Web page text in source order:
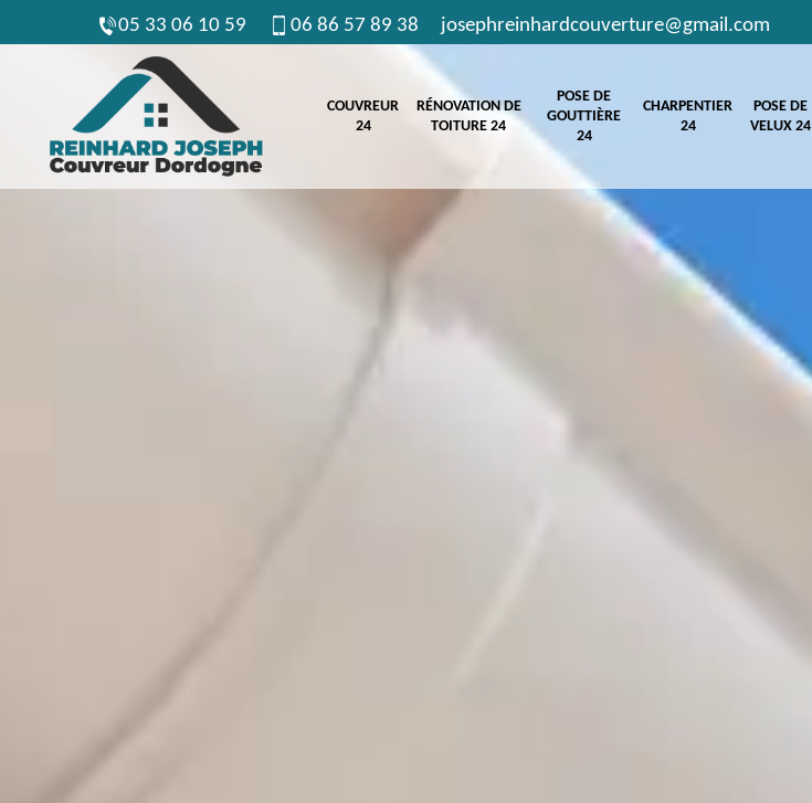
05 33 06 10 59 06 86 57 89 38 josephreinhardcouverture@gmail.com
COUVREUR
24
RÉNOVATION DE
TOITURE 24
POSE DE
GOUTTIÈRE
24
CHARPENTIER
24
POSE DE
VELUX 24